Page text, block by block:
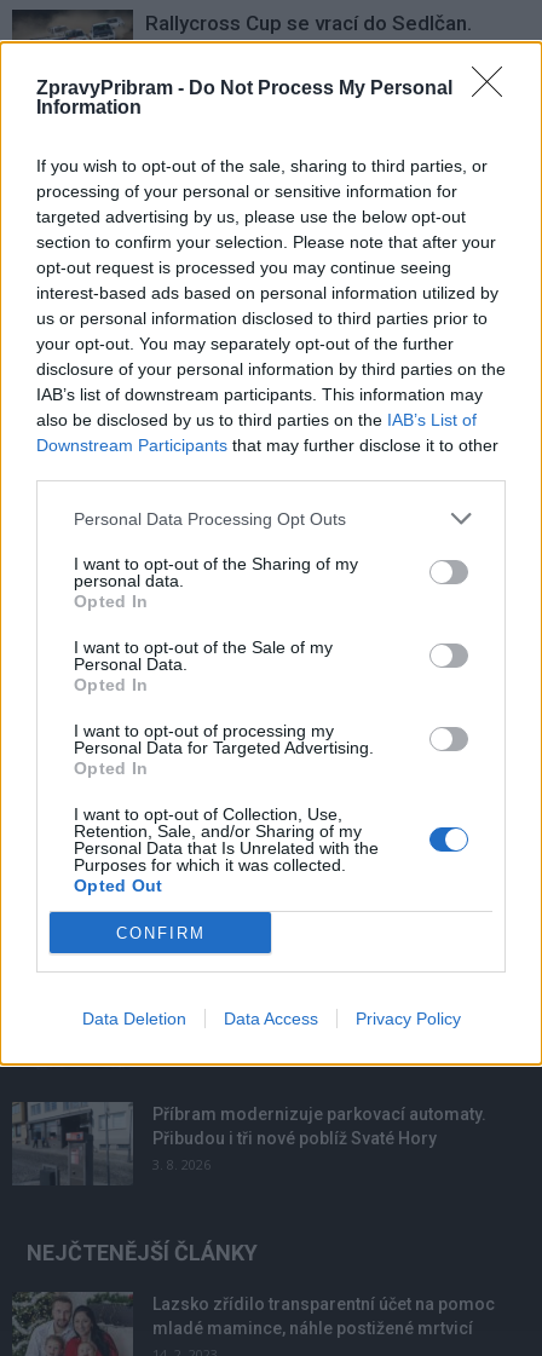
ZpravyPribram - Do Not Process My Personal
Information
If you wish to opt-out of the sale, sharing to third parties, or
processing of your personal or sensitive information for
targeted advertising by us, please use the below opt-out
section to confirm your selection. Please note that after your
opt-out request is processed you may continue seeing
interest-based ads based on personal information utilized by
us or personal information disclosed to third parties prior to
your opt-out. You may separately opt-out of the further
disclosure of your personal information by third parties on the
IAB’s list of downstream participants. This information may
also be disclosed by us to third parties on the IAB’s List of
Downstream Participants that may further disclose it to other
Personal Data Processing Opt Outs
I want to opt-out of the Sharing of my
personal data.
Opted In
I want to opt-out of the Sale of my
Personal Data.
Opted In
I want to opt-out of processing my
Personal Data for Targeted Advertising.
Opted In
I want to opt-out of Collection, Use,
Retention, Sale, and/or Sharing of my
Personal Data that Is Unrelated with the
Purposes for which it was collected.
Opted Out
CONFIRM
Data Deletion Data Access Privacy Policy
Sedlčansko
Rallycross Cup se vrací do Sedlčan.
O vítězství bude bojovat přes šedesát
jezdců
Rozhovory
prostředí. Teď bude naším soupeřem,
říká jeho otec
Sport
Dan Rosenbaum bilancuje sezonu
volejbalistů i změny v týmu. Cílem zůstává
play off
NOVINKY
Obděnice vzpomínaly na filmovou legendu
6. 8. 2026
podmínky. Horší voda je jen...
Příbram modernizuje parkovací automaty.
Přibudou i tři nové poblíž Svaté Hory
3. 8. 2026
NEJČTENĚJŠÍ ČLÁNKY
Lazsko zřídilo transparentní účet na pomoc
mladé mamince, náhle postižené mrtvicí